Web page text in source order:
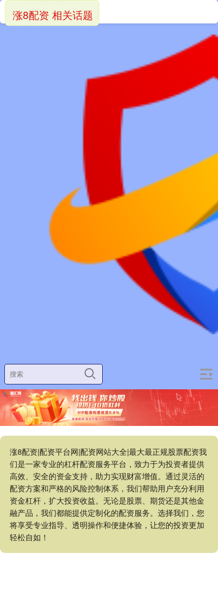
涨8配资|配资平台网|配资网站大全|最大最正规股票配资我
们是一家专业的杠杆配资服务平台，致力于为投资者提供
高效、安全的资金支持，助力实现财富增值。通过灵活的
配资方案和严格的风险控制体系，我们帮助用户充分利用
资金杠杆，扩大投资收益。无论是股票、期货还是其他金
融产品，我们都能提供定制化的配资服务。选择我们，您
将享受专业指导、透明操作和便捷体验，让您的投资更加
轻松自如！
涨8配资 相关话题